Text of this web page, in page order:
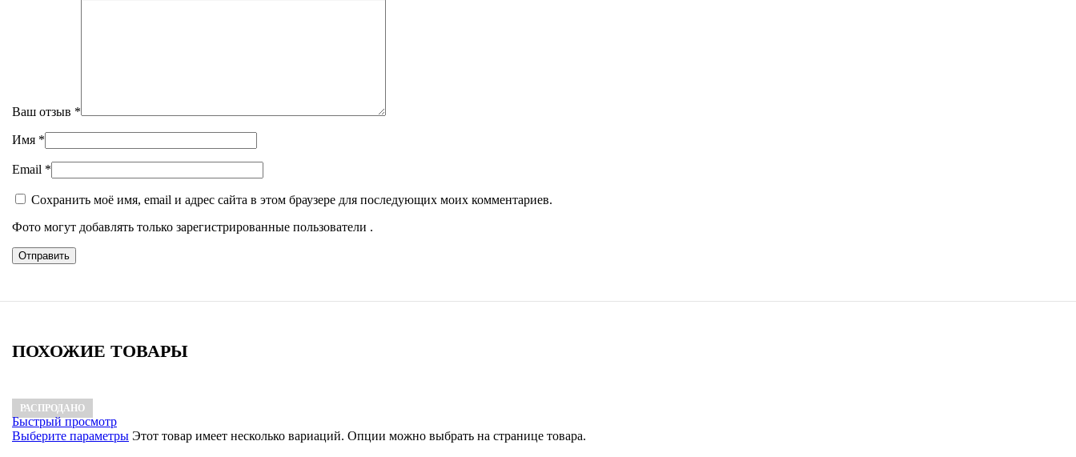
Ваш отзыв *
Имя *
Email *
Сохранить моё имя, email и адрес сайта в этом браузере для последующих моих комментариев.
Фото могут добавлять только зарегистрированные пользователи .
ПОХОЖИЕ ТОВАРЫ
РАСПРОДАНО
Быстрый просмотр
Выберите параметры Этот товар имеет несколько вариаций. Опции можно выбрать на странице товара.